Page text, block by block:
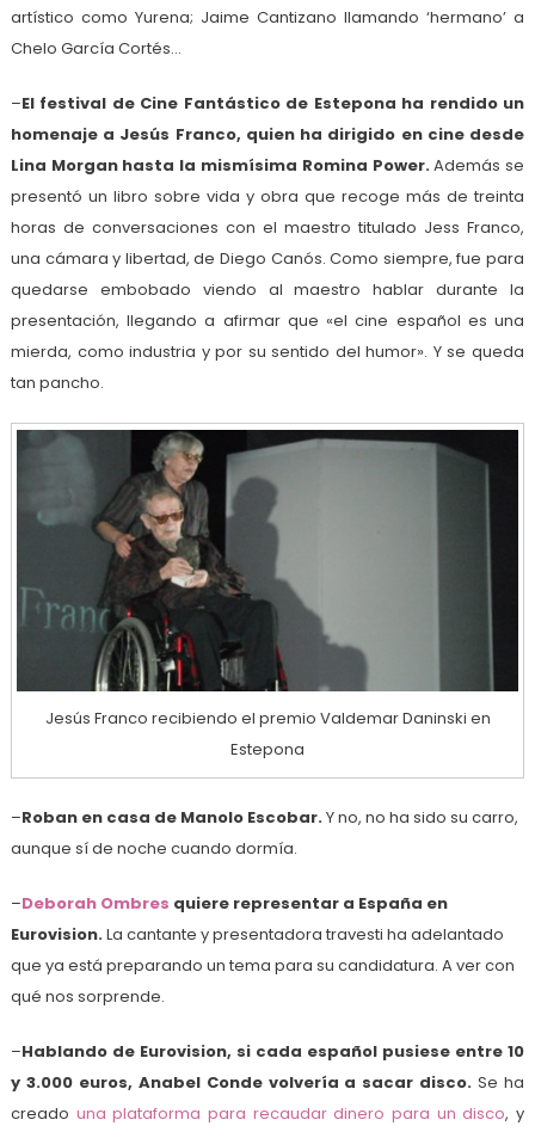
artístico como Yurena; Jaime Cantizano llamando ‘hermano’ a
Chelo García Cortés…
–El festival de Cine Fantástico de Estepona ha rendido un
homenaje a Jesús Franco, quien ha dirigido en cine desde
Lina Morgan hasta la mismísima Romina Power.Además se
presentó un libro sobre vida y obra que recoge más de treinta
horas de conversaciones con el maestro titulado Jess Franco,
una cámara y libertad, de Diego Canós. Como siempre, fue para
quedarse embobado viendo al maestro hablar durante la
presentación, llegando a afirmar que «el cine español es una
mierda, como industria y por su sentido del humor». Y se queda
tan pancho.
Jesús Franco recibiendo el premio Valdemar Daninski en
Estepona
–Roban en casa de Manolo Escobar.Y no, no ha sido su carro,
aunque sí de noche cuando dormía.
–Deborah Ombres quiere representar a España en
Eurovision.La cantante y presentadora travesti ha adelantado
que ya está preparando un tema para su candidatura. A ver con
qué nos sorprende.
–Hablando de Eurovision, si cada español pusiese entre 10
y 3.000 euros, Anabel Conde volvería a sacar disco. Se ha
creado una plataforma para recaudar dinero para un disco, y